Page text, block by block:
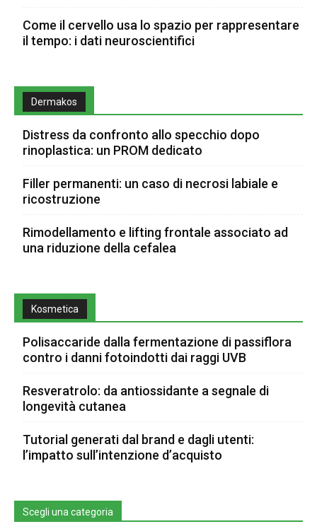
Come il cervello usa lo spazio per rappresentare
il tempo: i dati neuroscientifici
Dermakos
Distress da confronto allo specchio dopo
rinoplastica: un PROM dedicato
Filler permanenti: un caso di necrosi labiale e
ricostruzione
Rimodellamento e lifting frontale associato ad
una riduzione della cefalea
Kosmetica
Polisaccaride dalla fermentazione di passiflora
contro i danni fotoindotti dai raggi UVB
Resveratrolo: da antiossidante a segnale di
longevità cutanea
Tutorial generati dal brand e dagli utenti:
l’impatto sull’intenzione d’acquisto
Scegli una categoria